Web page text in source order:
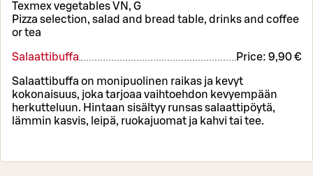
Texmex vegetables VN, G
Pizza selection, salad and bread table, drinks and coffee
or tea
Salaattibuffa Price: 9,90 €
Salaattibuffa on monipuolinen raikas ja kevyt
kokonaisuus, joka tarjoaa vaihtoehdon kevyempään
herkutteluun. Hintaan sisältyy runsas salaattipöytä,
lämmin kasvis, leipä, ruokajuomat ja kahvi tai tee.